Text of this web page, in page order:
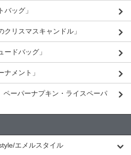
ッグ」
リスマスキャンドル」
ドバッグ」
メント」
ペーパーナプキン・ライスペーパ
エメルスタイル